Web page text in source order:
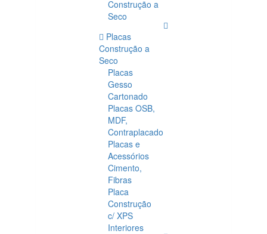
Construção a
Seco
Placas
Construção a
Seco
Placas
Gesso
Cartonado
Placas OSB,
MDF,
Contraplacado
Placas e
Acessórios
Cimento,
Fibras
Placa
Construção
c/ XPS
Interiores